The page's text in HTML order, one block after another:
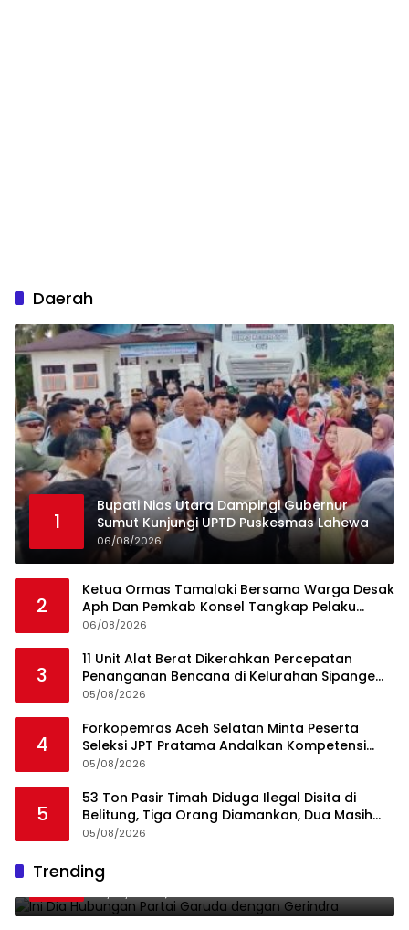
Daerah
1
Bupati Nias Utara Dampingi Gubernur
Sumut Kunjungi UPTD Puskesmas Lahewa
06/08/2026
2
Ketua Ormas Tamalaki Bersama Warga Desak
Aph Dan Pemkab Konsel Tangkap Pelaku
Angkut Cangkang Sawit Overload, Truk PT KAP
06/08/2026
3
11 Unit Alat Berat Dikerahkan Percepatan
Penanganan Bencana di Kelurahan Sipange
Kecamatan Tukka
05/08/2026
4
Forkopemras Aceh Selatan Minta Peserta
Seleksi JPT Pratama Andalkan Kompetensi
dan Integritas, Bukan Kedekatan
05/08/2026
5
53 Ton Pasir Timah Diduga Ilegal Disita di
Belitung, Tiga Orang Diamankan, Dua Masih
Diburu
05/08/2026
Trending
1
Gerindra